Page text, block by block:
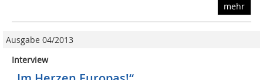
mehr
Ausgabe 04/2013
Interview